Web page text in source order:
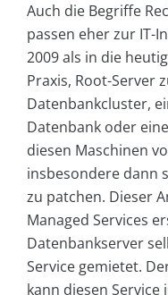
Auch die Begriffe
passen eher zur IT-
2009 als in die
Praxis, Root-Server
Datenbankcluster,
Datenbank oder
diesen Maschinen
insbesondere dann
zu patchen. Dieser
Managed Services
Datenbankserver
Service gemietet.
kann diesen Service